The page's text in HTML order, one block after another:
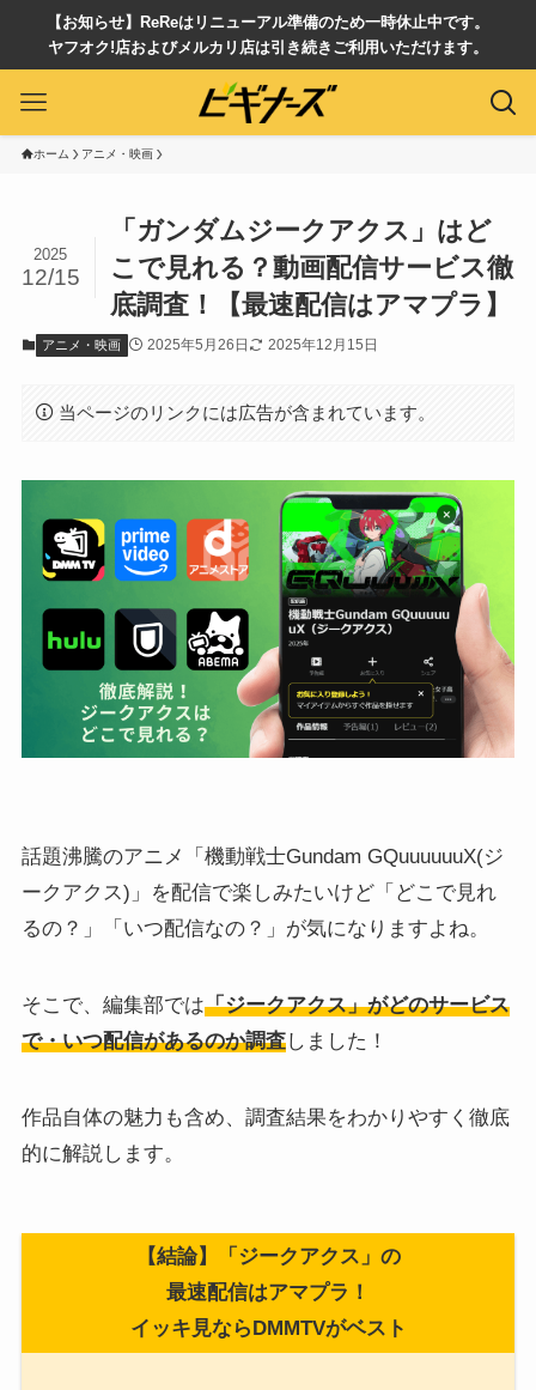
【お知らせ】ReReはリニューアル準備のため一時休止中です。
ヤフオク!店およびメルカリ店は引き続きご利用いただけます。
ホーム アニメ・映画
「ガンダムジークアクス」はど
こで見れる？動画配信サービス徹
底調査！【最速配信はアマプラ】
2025
12/15
アニメ・映画 2025年5月26日 2025年12月15日
当ページのリンクには広告が含まれています。
話題沸騰のアニメ「機動戦士Gundam GQuuuuuuX(ジ
ークアクス)」を配信で楽しみたいけど「どこで見れ
るの？」「いつ配信なの？」が気になりますよね。
そこで、編集部では「ジークアクス」がどのサービス
で・いつ配信があるのか調査しました！
作品自体の魅力も含め、調査結果をわかりやすく徹底
的に解説します。
【結論】「ジークアクス」の
最速配信はアマプラ！
イッキ見ならDMMTVがベスト